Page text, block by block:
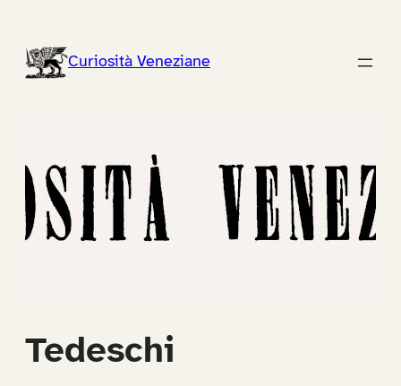
contenutoCuriosità Veneziane
Tedeschi